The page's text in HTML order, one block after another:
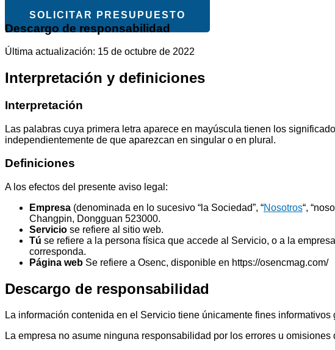
SOLICITAR PRESUPUESTO
Descargo de responsabilidad
Última actualización: 15 de octubre de 2022
Interpretación y definiciones
Interpretación
Las palabras cuya primera letra aparece en mayúscula tienen los
independientemente de que aparezcan en singular o en plural.
Definiciones
A los efectos del presente aviso legal:
Empresa (denominada en lo sucesivo “la Sociedad”, “Nosotros“,
Changpin, Dongguan 523000.
Servicio se refiere al sitio web.
Tú se refiere a la persona física que accede al Servicio, o a la
corresponda.
Página web Se refiere a Osenc, disponible en https://osencmag.com/
Descargo de responsabilidad
La información contenida en el Servicio tiene únicamente fines informativos
La empresa no asume ninguna responsabilidad por los errores u